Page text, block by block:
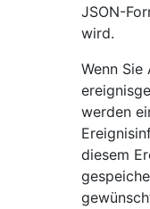
JSON-
wird.
Wenn Sie
werden
diesem